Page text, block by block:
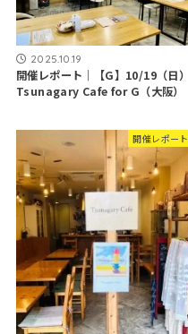
2025.10.19
開催レポート｜【G】10/19（日）
Tsunagary Cafe for G（大阪）
開催レポート